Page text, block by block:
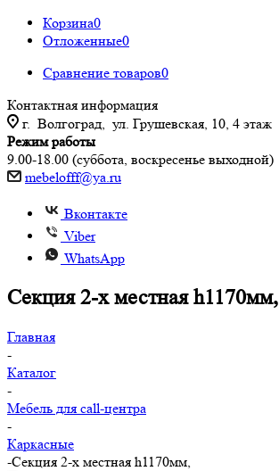
Корзина0
Отложенные0
Сравнение товаров0
Контактная информация
г. Волгоград, ул. Грушевская, 10, 4 этаж
Режим работы
9.00-18.00 (суббота, воскресенье выходной)
mebelofff@ya.ru
Вконтакте
Viber
WhatsApp
Секция 2-х местная h1170мм,
Главная
-
Каталог
-
Мебель для call-центра
-
Каркасные
-Секция 2-х местная h1170мм,